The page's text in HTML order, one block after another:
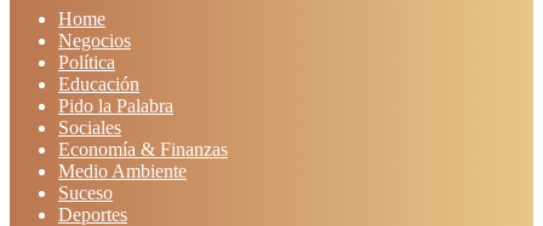
Home
Negocios
Política
Educación
Pido la Palabra
Sociales
Economía & Finanzas
Medio Ambiente
Suceso
Deportes